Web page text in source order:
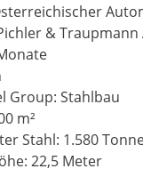
& Traupmann
Group: Stahlbau
m²
Stahl: 1.580
22,5 Meter